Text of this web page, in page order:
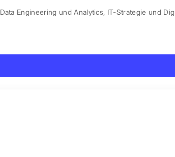
Data Engineering und Analytics, IT-Strategie und